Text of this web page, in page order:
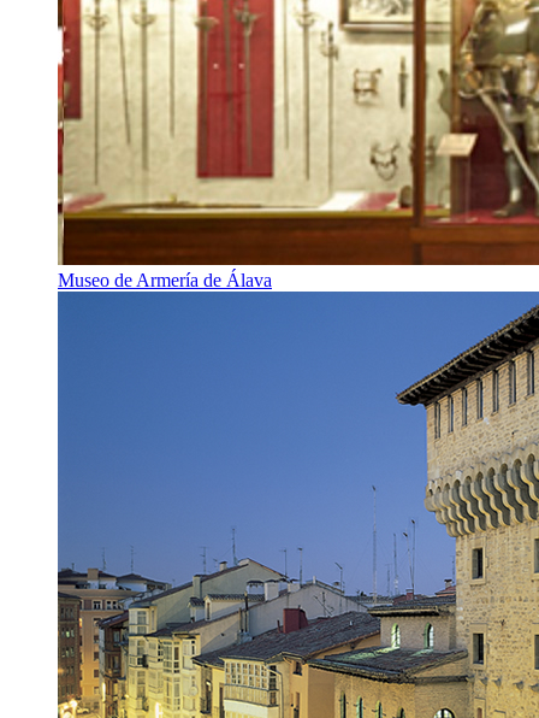
Museo de Armería de Álava